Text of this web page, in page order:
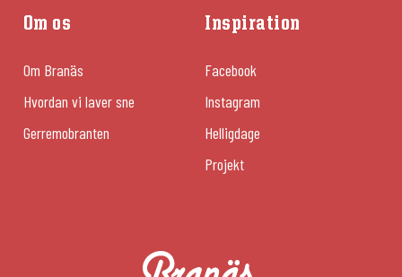
Om os
Om Branäs
Hvordan vi laver sne
Gerremobranten
Inspiration
Facebook
Instagram
Helligdage
Projekt